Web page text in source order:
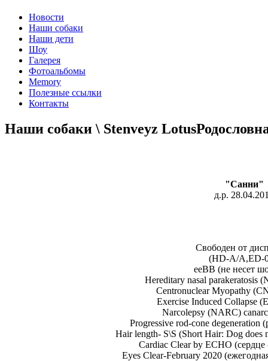
Новости
Наши собаки
Наши дети
Шоу
Галерея
Фотоальбомы
Memory
Полезные ссылки
Контакты
Наши собаки \ Stenveyz Lotus
"Санни"
д.р.
Свободен от
(HD-А/A,ED-
eeBB (не несет
Hereditary nasal parakeratosis
Centronuclear Myopathy
Exercise Induced Collapse
Narcolepsy (NARC)
Progressive rod-cone degeneration
Hair length- S\S (Short Hair: Dog does
Cardiac Clear by ECHO (сердце
Eyes Clear-February 2020